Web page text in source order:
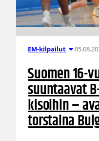
EM-kilpailut
Suomen 16-
suuntaavat
kisoihin –
torstaina